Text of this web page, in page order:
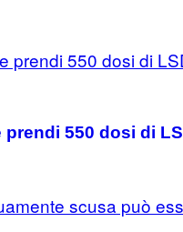
550 dosi di